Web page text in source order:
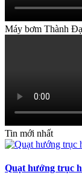
Máy bơm Thành
Tin mới nhất
Quạt hướng trục